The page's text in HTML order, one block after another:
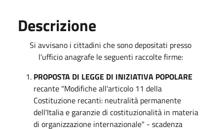
Descrizione
Si avvisano i cittadini che sono depositati presso
l'ufficio anagrafe le seguenti raccolte firme:
PROPOSTA DI LEGGE DI INIZIATIVA POPOLARE
recante "Modifiche all'articolo 11 della
Costituzione recanti: neutralità permanente
dell'Italia e garanzie di costituzionalità in materia
di organizzazione internazionale" - scadenza